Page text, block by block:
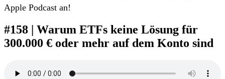
Apple Podcast an!
#158 | Warum ETFs keine Lösung für
300.000 € oder mehr auf dem Konto sind